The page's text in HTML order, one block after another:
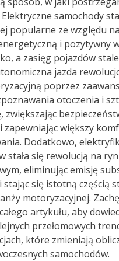
samochody
popularne ze względu
i pozytywny
a zasięg pojazdów
jazda
poprzez
otoczenia i
zwiększając
zapewniając większy
Dodatkowo,
stała się rewolucją na
eliminując emisję
stając się istotną częścią
motoryzacyjnej.
artykułu, aby
przełomowych
które zmieniają
samochodów.